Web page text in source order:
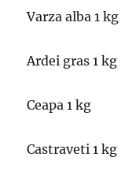
Varza alba 1 kg
Ardei gras 1 kg
Ceapa 1 kg
Castraveti 1 kg